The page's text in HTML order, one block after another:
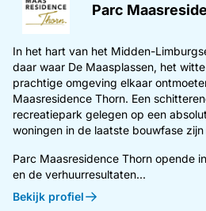
Parc
In het hart van het Midden-
daar waar De Maasplassen, het
prachtige omgeving elkaar
Maasresidence Thorn. Een
recreatiepark gelegen op een
woningen in de laatste bouwfase
Parc Maasresidence Thorn opende
en de verhuurresultaten...
Bekijk profiel